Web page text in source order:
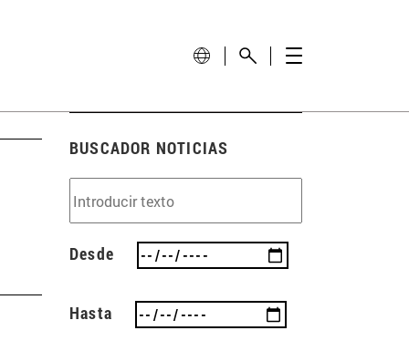
BUSCADOR NOTICIAS
Desde
Hasta